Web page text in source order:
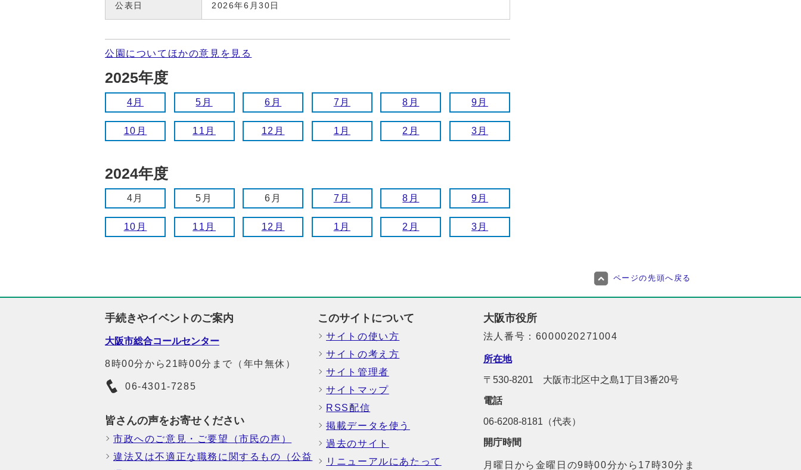
公表日 2026年6月30日
公園についてほかの意見を見る
2025年度
4月 5月 6月 7月 8月 9月
10月 11月 12月 1月 2月 3月
2024年度
4月 5月 6月 7月 8月 9月
10月 11月 12月 1月 2月 3月
ページの先頭へ戻る
手続きやイベントのご案内
大阪市総合コールセンター
8時00分から21時00分まで（年中無休）
06-4301-7285
皆さんの声をお寄せください
市政へのご意見・ご要望（市民の声）
違法又は不適正な職務に関するもの（公益
このサイトについて
サイトの使い方
サイトの考え方
サイト管理者
サイトマップ
RSS配信
掲載データを使う
過去のサイト
リニューアルにあたって
大阪市役所
法人番号：6000020271004
所在地
〒530-8201 大阪市北区中之島1丁目3番20号
電話
06-6208-8181（代表）
開庁時間
月曜日から金曜日の9時00分から17時30分ま